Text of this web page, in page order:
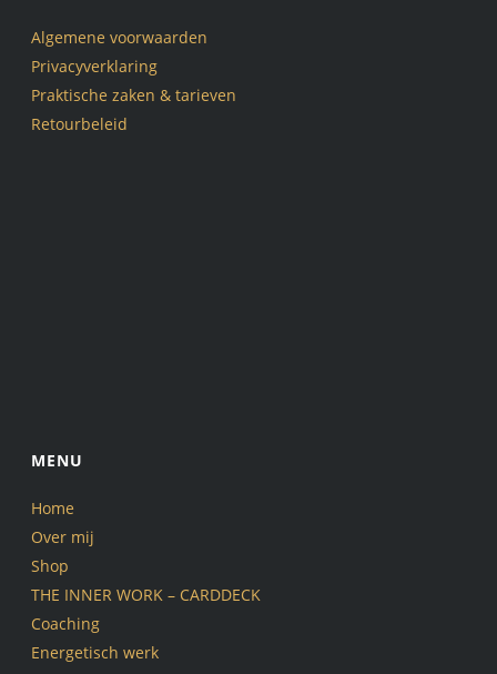
Algemene voorwaarden
Privacyverklaring
Praktische zaken & tarieven
Retourbeleid
MENU
Home
Over mij
Shop
THE INNER WORK – CARDDECK
Coaching
Energetisch werk